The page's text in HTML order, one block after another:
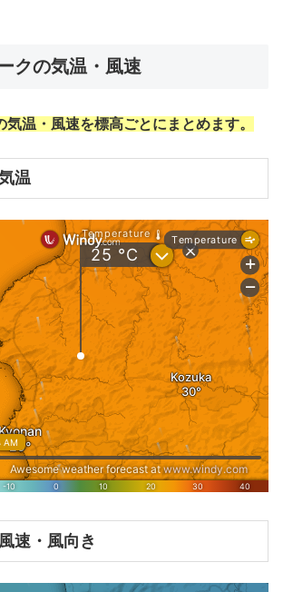
クの気温・風速
気温・風速を標高ごとにまとめます。
温
速・風向き